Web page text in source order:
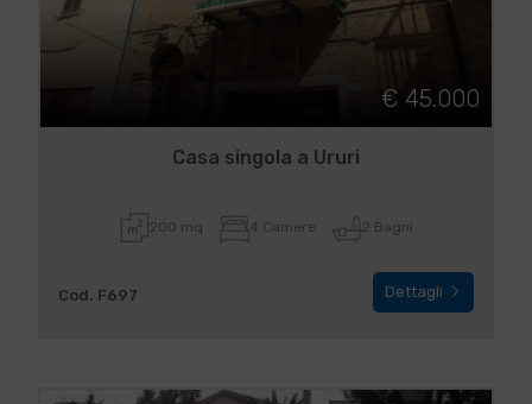
€ 45.000
Casa singola a Ururi
200 mq 4 Camere 2 Bagni
Cod. F697 Dettagli